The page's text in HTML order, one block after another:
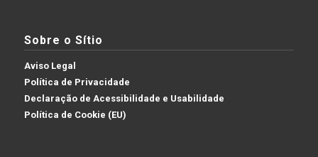
Sobre o Sítio
Aviso Legal
Política de Privacidade
Declaração de Acessibilidade e Usabilidade
Política de Cookie (EU)